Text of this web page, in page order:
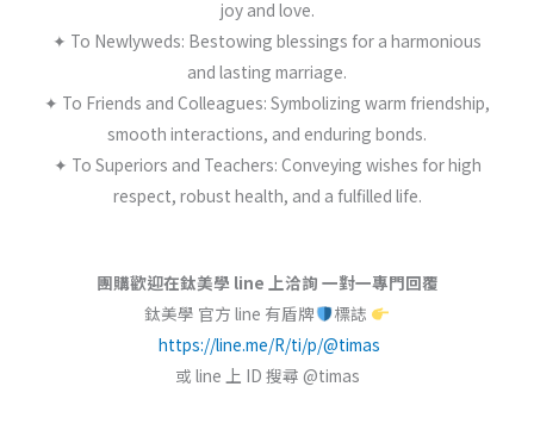
joy and love.
✦ To Newlyweds: Bestowing blessings for a harmonious
and lasting marriage.
✦ To Friends and Colleagues: Symbolizing warm friendship,
smooth interactions, and enduring bonds.
✦ To Superiors and Teachers: Conveying wishes for high
respect, robust health, and a fulfilled life.
團購歡迎在鈦美學 line 上洽詢 一對一專門回覆
鈦美學 官方 line 有盾牌
標誌
https://line.me/R/ti/p/@timas
或 line 上 ID 搜尋 @timas